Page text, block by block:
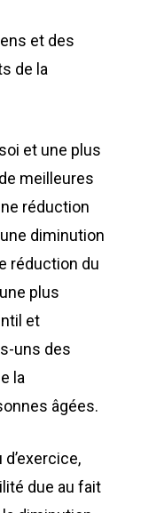
et des
de la
et une plus
meilleures
réduction
diminution
réduction du
plus
et
uns des
la
âgées.
due au fait